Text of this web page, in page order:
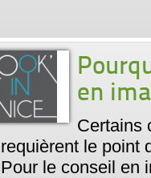
en
Certains
requièrent le point
Pour le conseil en